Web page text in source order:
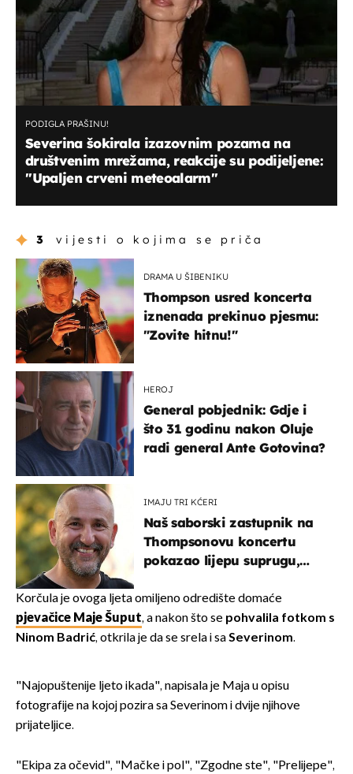
PODIGLA PRAŠINU!
Severina šokirala izazovnim pozama na
društvenim mrežama, reakcije su podijeljene:
''Upaljen crveni meteoalarm''
3 vijesti o kojima se priča
DRAMA U ŠIBENIKU
Thompson usred koncerta
iznenada prekinuo pjesmu:
"Zovite hitnu!"
HEROJ
General pobjednik: Gdje i
što 31 godinu nakon Oluje
radi general Ante Gotovina?
IMAJU TRI KĆERI
Naš saborski zastupnik na
Thompsonovu koncertu
pokazao lijepu suprugu,
javnost
Korčula je ovoga ljeta omiljeno odredište domaće
pjevačice Maje Šuput, a nakon što se pohvalila fotkom s
Ninom Badrić, otkrila je da se srela i saSeverinom.
"Najopuštenije ljeto ikada", napisala je Maja u opisu
fotografije na kojoj pozira sa Severinom i dvije njihove
prijateljice.
"Ekipa za očevid", "Mačke i pol", "Zgodne ste", "Prelijepe",